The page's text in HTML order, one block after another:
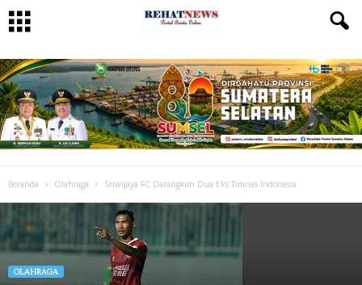
Beranda Olahraga Sriwijaya FC Datangkan Dua Eks Timnas Indonesia
OLAHRAGA